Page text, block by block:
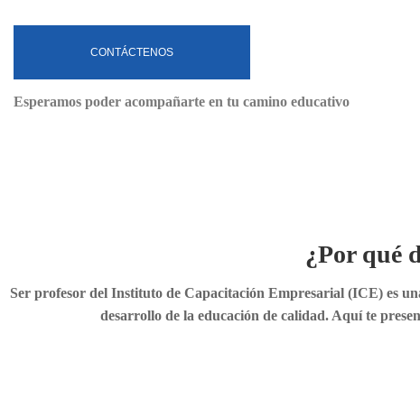
CONTÁCTENOS
Esperamos poder acompañarte en tu camino educativo
¿Por qué
Ser profesor del Instituto de Capacitación Empresarial (ICE) es
desarrollo de la educación de calidad. Aquí te